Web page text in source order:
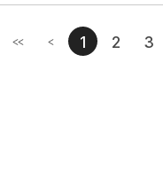
<<첫번째페이지
<이전페이지
1 2 3